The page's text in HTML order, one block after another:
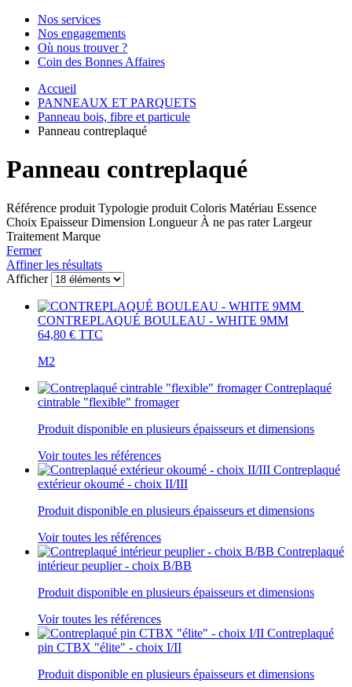
Nos services
Nos engagements
Où nous trouver ?
Coin des Bonnes Affaires
Accueil
PANNEAUX ET PARQUETS
Panneau bois, fibre et particule
Panneau contreplaqué
Panneau contreplaqué
Référence produit Typologie produit Coloris Matériau Essence
Choix Epaisseur Dimension Longueur À ne pas rater Largeur
Traitement Marque
Fermer
Affiner les résultats
Afficher
CONTREPLAQUÉ BOULEAU - WHITE 9MM
64,80 € TTC
M2
Contreplaqué
cintrable "flexible" fromager
Produit disponible en plusieurs épaisseurs et dimensions
Voir toutes les références
Contreplaqué
extérieur okoumé - choix II/III
Produit disponible en plusieurs épaisseurs et dimensions
Voir toutes les références
Contreplaqué
intérieur peuplier - choix B/BB
Produit disponible en plusieurs épaisseurs et dimensions
Voir toutes les références
Contreplaqué
pin CTBX "élite" - choix I/II
Produit disponible en plusieurs épaisseurs et dimensions